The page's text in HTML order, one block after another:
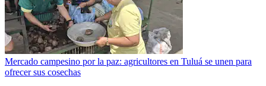
Mercado campesino por la paz: agricultores en Tuluá se unen para
ofrecer sus cosechas